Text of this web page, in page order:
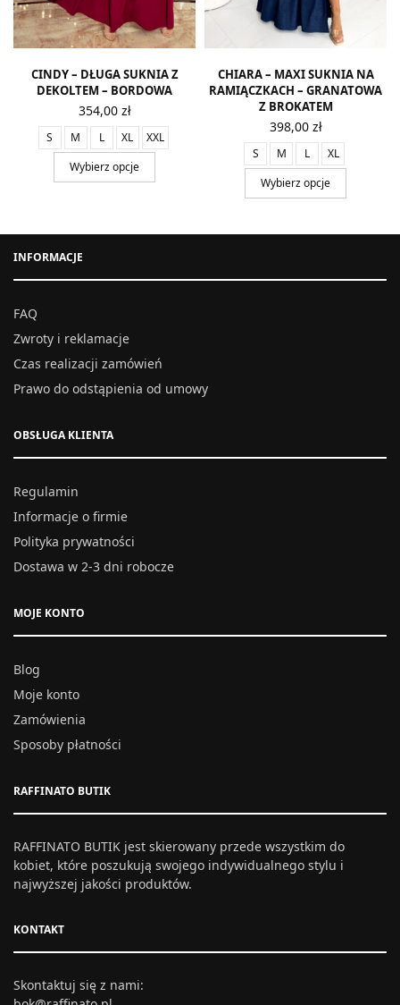
CINDY – DŁUGA SUKNIA Z
DEKOLTEM – BORDOWA
354,00 zł
S M L XL
XXL
Wybierz opcje
CHIARA – MAXI SUKNIA NA
RAMIĄCZKACH – GRANATOWA
Z BROKATEM
398,00 zł
S M L
XL
Wybierz opcje
INFORMACJE
FAQ
Zwroty i reklamacje
Czas realizacji zamówień
Prawo do odstąpienia od umowy
OBSŁUGA KLIENTA
Regulamin
Informacje o firmie
Polityka prywatności
Dostawa w 2-3 dni robocze
MOJE KONTO
Blog
Moje konto
Zamówienia
Sposoby płatności
RAFFINATO BUTIK
RAFFINATO BUTIK jest skierowany przede wszystkim do
kobiet, które poszukują swojego indywidualnego stylu i
najwyższej jakości produktów.
KONTAKT
Skontaktuj się z nami: